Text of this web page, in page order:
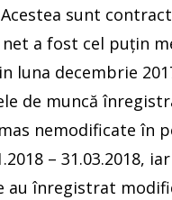
Acestea sunt
a fost cel puţin
luna decembrie
de muncă
nemodificate în
– 31.03.2018,
au înregistrat